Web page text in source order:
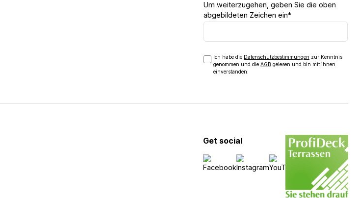
Um weiterzugehen, geben Sie die oben
abgebildeten Zeichen ein*
Ich habe die Datenschutzbestimmungen zur Kenntnis
genommen und die AGB gelesen und bin mit ihnen
einverstanden.
Get social